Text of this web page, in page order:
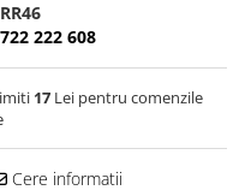
222 608
17Lei pentru comenzile
Cere informatii